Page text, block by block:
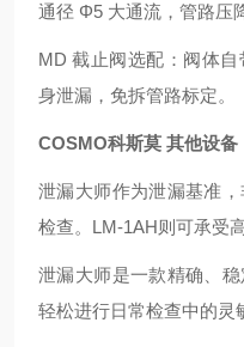
通径 Φ5 大通流，管路压
MD 截止阀选配：阀体
身泄漏，免拆管路标定。
COSMO科斯莫 其他设
泄漏大师作为泄漏基准
检查。LM-1AH则可承受
泄漏大师是一款精确、
轻松进行日常检查中的灵